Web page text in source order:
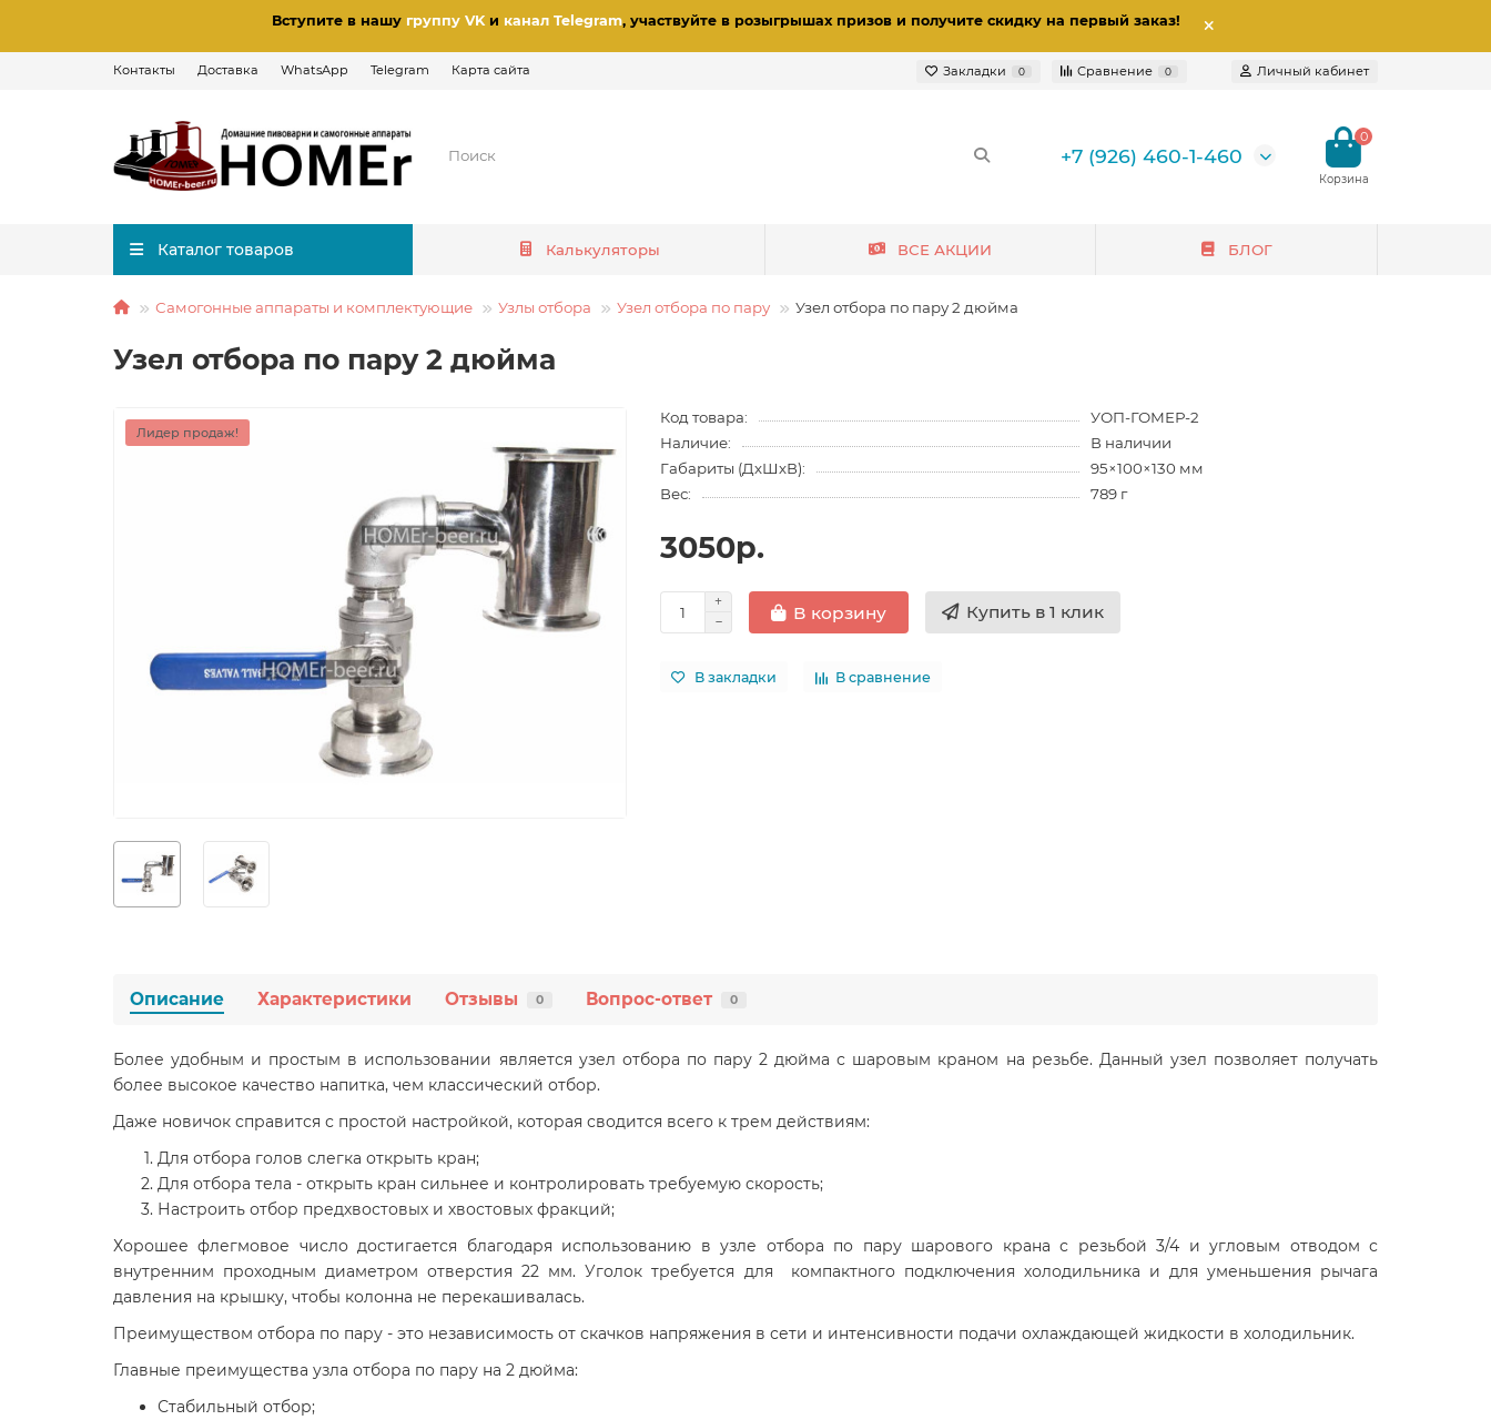
Вступите в нашу группу VKи канал Telegram, участвуйте в розыгрышах призов и получите скидку на первый заказ!
Контакты Доставка WhatsApp Telegram Карта сайта Закладки 0 Сравнение 0 Личный кабинет
+7 (926) 460-1-460
0
Каталог товаров Калькуляторы ВСЕ АКЦИИ БЛОГ
Самогонные аппараты и комплектующие Узлы отбора Узел отбора по пару Узел отбора по пару 2 дюйма
Узел отбора по пару 2 дюйма
Лидер продаж!
Код товара:
УОП-ГОМЕР-2
Наличие:
В наличии
Габариты (ДхШхВ):
95×100×130 мм
Вес:
789 г
3050р.
В корзину Купить в 1 клик
В закладки В сравнение
Описание Характеристики Отзывы 0 Вопрос-ответ 0
Более удобным и простым в использовании является узел отбора по пару 2 дюйма с шаровым краном на резьбе. Данный узел позволяет получать
более высокое качество напитка, чем классический отбор.
Даже новичок справится с простой настройкой, которая сводится всего к трем действиям:
Для отбора голов слегка открыть кран;
Для отбора тела - открыть кран сильнее и контролировать требуемую скорость;
Настроить отбор предхвостовых и хвостовых фракций;
Хорошее флегмовое число достигается благодаря использованию в узле отбора по пару шарового крана с резьбой 3/4 и угловым отводом с
внутренним проходным диаметром отверстия 22 мм. Уголок требуется для компактного подключения холодильника и для уменьшения рычага
давления на крышку, чтобы колонна не перекашивалась.
Преимуществом отбора по пару - это независимость от скачков напряжения в сети и интенсивности подачи охлаждающей жидкости в холодильник.
Главные преимущества узла отбора по пару на 2 дюйма:
Стабильный отбор;